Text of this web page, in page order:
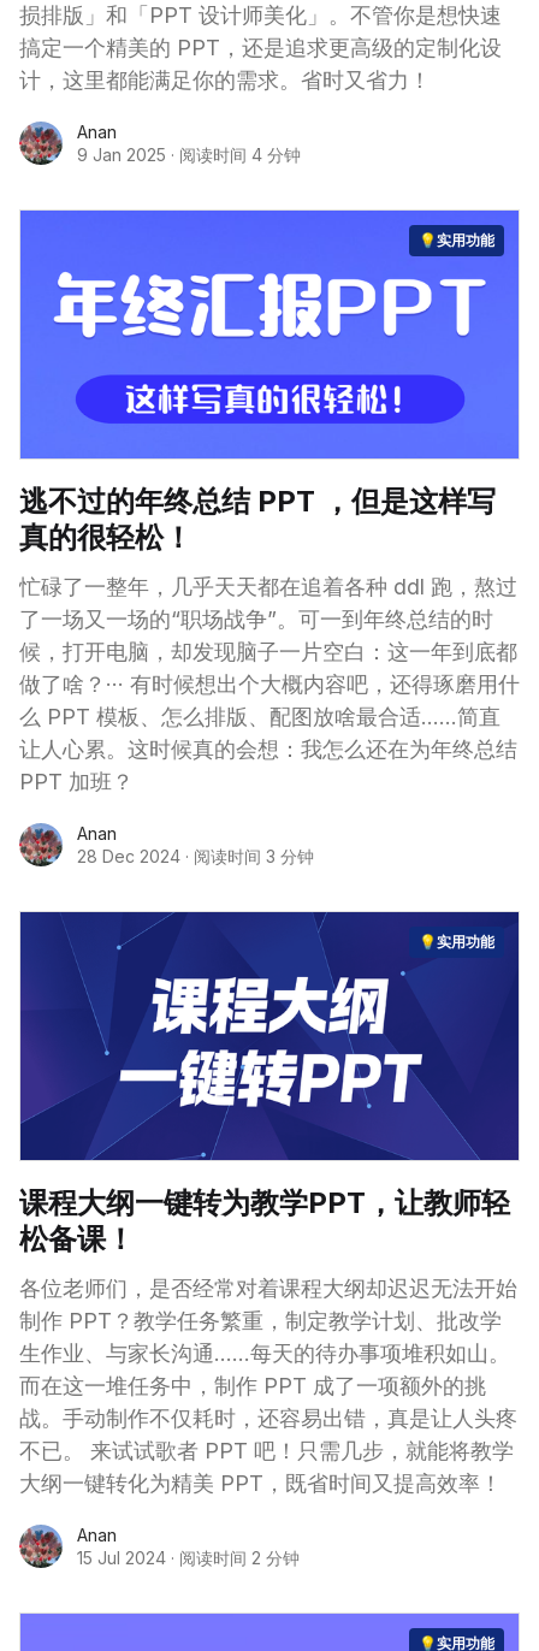
损排版」和「PPT 设计师美化」。不管你是想快速
搞定一个精美的 PPT，还是追求更高级的定制化设
计，这里都能满足你的需求。省时又省力！
Anan
9 Jan 2025 · 阅读时间 4 分钟
💡实用功能
逃不过的年终总结 PPT ，但是这样写
真的很轻松！
忙碌了一整年，几乎天天都在追着各种 ddl 跑，熬过
了一场又一场的“职场战争”。可一到年终总结的时
候，打开电脑，却发现脑子一片空白：这一年到底都
做了啥？··· 有时候想出个大概内容吧，还得琢磨用什
么 PPT 模板、怎么排版、配图放啥最合适……简直
让人心累。这时候真的会想：我怎么还在为年终总结
PPT 加班？
Anan
28 Dec 2024 · 阅读时间 3 分钟
💡实用功能
课程大纲一键转为教学PPT，让教师轻
松备课！
各位老师们，是否经常对着课程大纲却迟迟无法开始
制作 PPT？教学任务繁重，制定教学计划、批改学
生作业、与家长沟通……每天的待办事项堆积如山。
而在这一堆任务中，制作 PPT 成了一项额外的挑
战。手动制作不仅耗时，还容易出错，真是让人头疼
不已。 来试试歌者 PPT 吧！只需几步，就能将教学
大纲一键转化为精美 PPT，既省时间又提高效率！
Anan
15 Jul 2024 · 阅读时间 2 分钟
💡实用功能